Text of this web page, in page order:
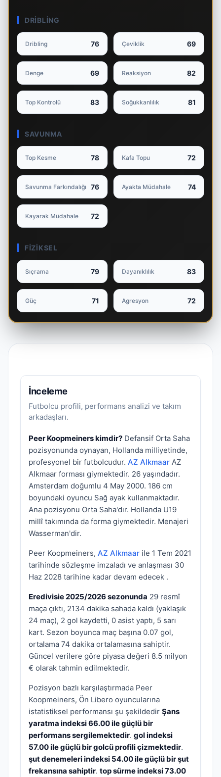
DRIBLING
Dribling 76 Çeviklik 69
Denge 69 Reaksiyon 82
Top Kontrolü 83 Soğukkanlılık 81
SAVUNMA
Top Kesme 78 Kafa Topu 72
Savunma Farkındalığı 76 Ayakta Müdahale 74
Kayarak Müdahale 72
FIZIKSEL
Sıçrama 79 Dayanıklılık 83
Güç 71 Agresyon 72
İnceleme
Futbolcu profili, performans analizi ve takım
arkadaşları.
Peer Koopmeiners kimdir? Defansif Orta Saha
pozisyonunda oynayan, Hollanda milliyetinde,
profesyonel bir futbolcudur. AZ Alkmaar AZ
Alkmaar forması giymektedir. 26 yaşındadır.
Amsterdam doğumlu 4 May 2000. 186 cm
boyundaki oyuncu Sağ ayak kullanmaktadır.
Ana pozisyonu Orta Saha'dır. Hollanda U19
millî takımında da forma giymektedir. Menajeri
Wasserman'dir.
Peer Koopmeiners, AZ Alkmaar ile 1 Tem 2021
tarihinde sözleşme imzaladı ve anlaşması 30
Haz 2028 tarihine kadar devam edecek .
Eredivisie 2025/2026 sezonunda 29 resmî
maça çıktı, 2134 dakika sahada kaldı (yaklaşık
24 maç), 2 gol kaydetti, 0 asist yaptı, 5 sarı
kart. Sezon boyunca maç başına 0.07 gol,
ortalama 74 dakika ortalamasına sahiptir.
Güncel verilere göre piyasa değeri 8.5 milyon
€ olarak tahmin edilmektedir.
Pozisyon bazlı karşılaştırmada Peer
Koopmeiners, Ön Libero oyuncularına
istatistiksel performansı şu şekildedir Şans
yaratma indeksi 66.00 ile güçlü bir
performans sergilemektedir. gol indeksi
57.00 ile güçlü bir golcü profili çizmektedir.
şut denemeleri indeksi 54.00 ile güçlü bir şut
frekansına sahiptir. top sürme indeksi 73.00